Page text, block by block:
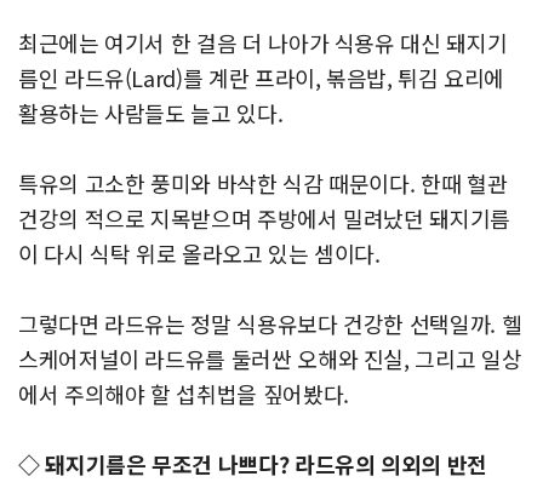
최근에는 여기서 한 걸음 더 나아가 식용유 대신 돼지기
름인 라드유(Lard)를 계란 프라이, 볶음밥, 튀김 요리에
활용하는 사람들도 늘고 있다.
특유의 고소한 풍미와 바삭한 식감 때문이다. 한때 혈관
건강의 적으로 지목받으며 주방에서 밀려났던 돼지기름
이 다시 식탁 위로 올라오고 있는 셈이다.
그렇다면 라드유는 정말 식용유보다 건강한 선택일까. 헬
스케어저널이 라드유를 둘러싼 오해와 진실, 그리고 일상
에서 주의해야 할 섭취법을 짚어봤다.
◇ 돼지기름은 무조건 나쁘다? 라드유의 의외의 반전